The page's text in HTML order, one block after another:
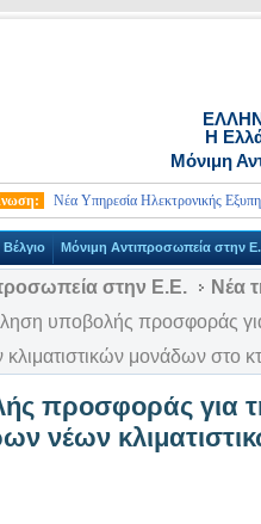
Η
Μόνιμη
Νέα Υπηρεσία Ηλεκτρονικής
Μόνιμη Αντιπροσωπεία στην
στην Ε.Ε.
Νέα
υποβολής προσφοράς
μονάδων στο
προσφοράς για
νέων